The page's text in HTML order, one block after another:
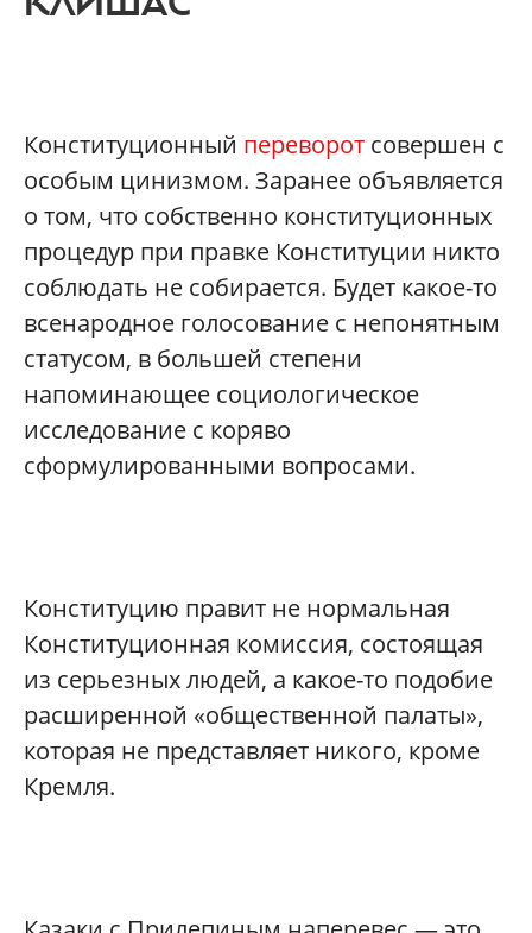
Конституционный переворот совершен с
особым цинизмом. Заранее объявляется
о том, что собственно конституционных
процедур при правке Конституции никто
соблюдать не собирается. Будет какое-то
всенародное голосование с непонятным
статусом, в большей степени
напоминающее социологическое
исследование с коряво
сформулированными вопросами.
Конституцию правит не нормальная
Конституционная комиссия, состоящая
из серьезных людей, а какое-то подобие
расширенной «общественной палаты»,
которая не представляет никого, кроме
Кремля.